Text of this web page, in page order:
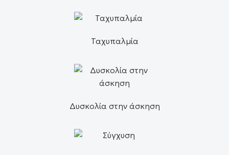
Ταχυπαλμία
Δυσκολία στην άσκηση